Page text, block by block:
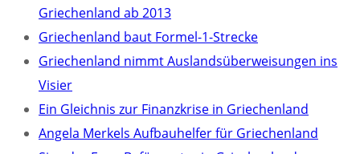
Griechenland ab 2013
Griechenland baut Formel-1-Strecke
Griechenland nimmt Auslandsüberweisungen ins
Visier
Ein Gleichnis zur Finanzkrise in Griechenland
Angela Merkels Aufbauhelfer für Griechenland